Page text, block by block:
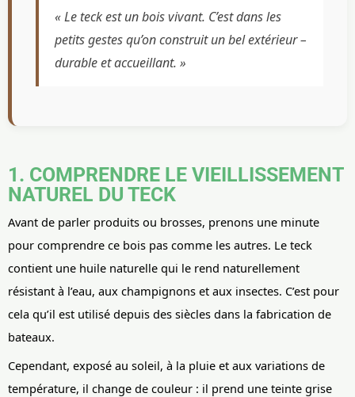
« Le teck est un bois vivant. C’est dans les
petits gestes qu’on construit un bel extérieur –
durable et accueillant. »
1. COMPRENDRE LE VIEILLISSEMENT
NATUREL DU TECK
Avant de parler produits ou brosses, prenons une minute
pour comprendre ce bois pas comme les autres. Le teck
contient une huile naturelle qui le rend naturellement
résistant à l’eau, aux champignons et aux insectes. C’est pour
cela qu’il est utilisé depuis des siècles dans la fabrication de
bateaux.
Cependant, exposé au soleil, à la pluie et aux variations de
température, il change de couleur : il prend une teinte grise